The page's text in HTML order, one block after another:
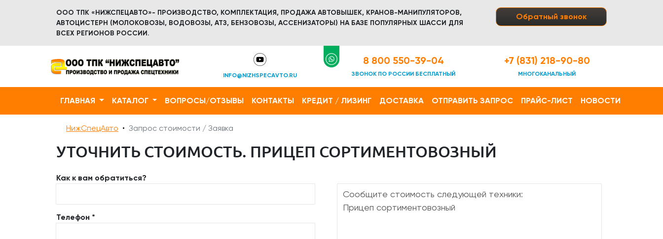
ООО ТПК «НИЖСПЕЦАВТО»- ПРОИЗВОДСТВО, КОМПЛЕКТАЦИЯ, ПРОДАЖА АВТОВЫШЕК, КРАНОВ-МАНИПУЛЯТОРОВ,
АВТОЦИСТЕРН (МОЛОКОВОЗЫ, ВОДОВОЗЫ, АТЗ, БЕНЗОВОЗЫ, АССЕНИЗАТОРЫ) НА БАЗЕ ПОПУЛЯРНЫХ ШАССИ ДЛЯ
ВСЕХ РЕГИОНОВ РОССИИ.
Обратный звонок
INFO@NIZHSPECAVTO.RU
8 800 550-39-04
ЗВОНОК ПО РОССИИ БЕСПЛАТНЫЙ
+7 (831) 218-90-80
МНОГОКАНАЛЬНЫЙ
ГЛАВНАЯ КАТАЛОГ ВОПРОСЫ/ОТЗЫВЫ КОНТАКТЫ КРЕДИТ / ЛИЗИНГ ДОСТАВКА ОТПРАВИТЬ ЗАПРОС ПРАЙС-ЛИСТ НОВОСТИ
НижСпецАвто Запрос стоимости / Заявка
УТОЧНИТЬ СТОИМОСТЬ. ПРИЦЕП СОРТИМЕНТОВОЗНЫЙ
Как к вам обратиться?
Телефон *